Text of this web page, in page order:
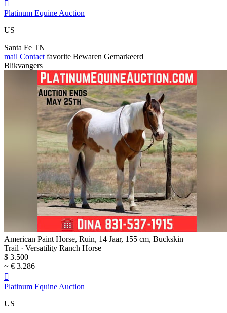

Platinum Equine Auction
US
Santa Fe TN
mail Contact favorite Bewaren Gemarkeerd
Blikvangers
American Paint Horse, Ruin, 14 Jaar, 155 cm, Buckskin
Trail · Versatility Ranch Horse
$ 3.500
~ € 3.286

Platinum Equine Auction
US